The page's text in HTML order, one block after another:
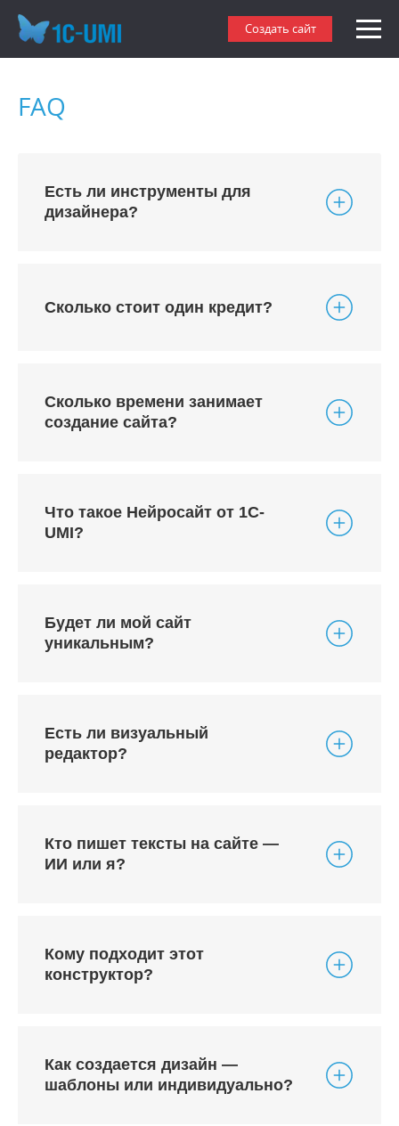
Создать сайт
FAQ
Есть ли инструменты для
дизайнера?
Сколько стоит один кредит?
Сколько времени занимает
создание сайта?
Что такое Нейросайт от 1С-
UMI?
Будет ли мой сайт
уникальным?
Есть ли визуальный
редактор?
Кто пишет тексты на сайте —
ИИ или я?
Кому подходит этот
конструктор?
Как создается дизайн —
шаблоны или индивидуально?